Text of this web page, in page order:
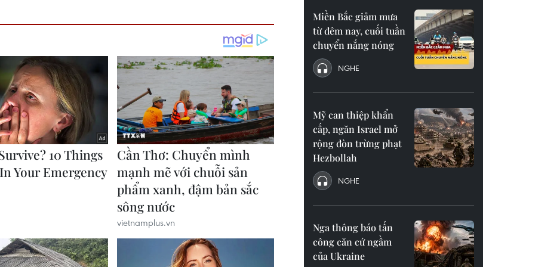
Miền Bắc giảm mưa
từ đêm nay, cuối tuần
chuyển nắng nóng
NGHE
Mỹ can thiệp khẩn
cấp, ngăn Israel mở
rộng đòn trừng phạt
Hezbollah
NGHE
Nga thông báo tấn
công căn cứ ngầm
của Ukraine